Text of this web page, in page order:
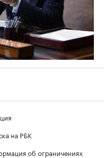
на РБК
об ограничениях